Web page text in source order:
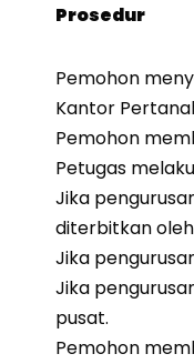
Prosedur
Pemohon
Kantor
Pemohon
Petugas
Jika
diterbitkan
Jika
Jika
pusat.
Pemohon